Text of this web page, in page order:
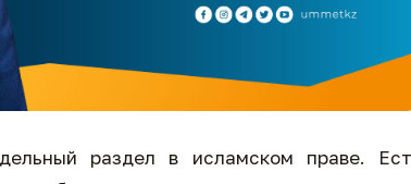
раздел в исламском праве.